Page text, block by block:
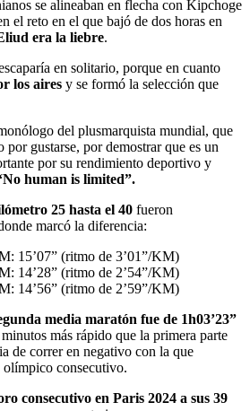
se alineaban en flecha con Kipchoge
el reto en el que bajó de dos horas en
era la liebre.
en solitario, porque en cuanto
los aires y se formó la selección que
del plusmarquista mundial, que
gustarse, por demostrar que es un
por su rendimiento deportivo y
human is limited”.
25 hasta el 40 fueron
marcó la diferencia:
15’07” (ritmo de 3’01”/KM)
14’28” (ritmo de 2’54”/KM)
14’56” (ritmo de 2’59”/KM)
media maratón fue de 1h03’23”
más rápido que la primera parte
de correr en negativo con la que
olímpico consecutivo.
consecutivo en Paris 2024 a sus 39